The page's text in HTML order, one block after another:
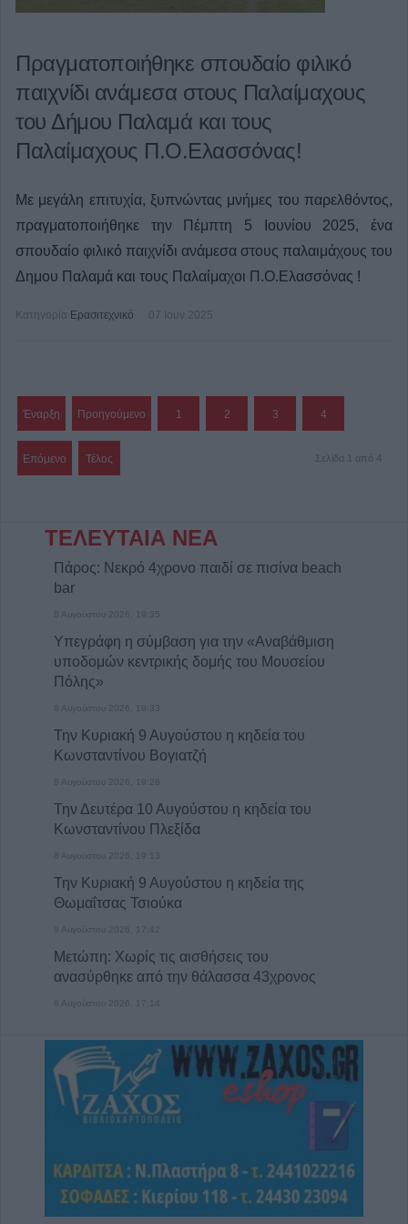
Πραγματοποιήθηκε σπουδαίο φιλικό
παιχνίδι ανάμεσα στους Παλαίμαχους
του Δήμου Παλαμά και τους
Παλαίμαχους Π.Ο.Ελασσόνας!
Με μεγάλη επιτυχία, ξυπνώντας μνήμες του παρελθόντος,
πραγματοποιήθηκε την Πέμπτη 5 Ιουνίου 2025, ένα
σπουδαίο φιλικό παιχνίδι ανάμεσα στους παλαιμάχους του
Δημου Παλαμά και τους Παλαίμαχοι Π.Ο.Ελασσόνας !
Κατηγορία Ερασιτεχνικό 07 Ιουν 2025
Έναρξη Προηγούμενο 1 2 3 4
Επόμενο Τέλος Σελίδα 1 από 4
ΤΕΛΕΥΤΑΙΑ ΝΕΑ
Πάρος: Νεκρό 4χρονο παιδί σε πισίνα beach
bar
8 Αυγούστου 2026, 19:35
Υπεγράφη η σύμβαση για την «Αναβάθμιση
υποδομών κεντρικής δομής του Μουσείου
Πόλης»
8 Αυγούστου 2026, 19:33
Την Κυριακή 9 Αυγούστου η κηδεία του
Κωνσταντίνου Βογιατζή
8 Αυγούστου 2026, 19:28
Την Δευτέρα 10 Αυγούστου η κηδεία του
Κωνσταντίνου Πλεξίδα
8 Αυγούστου 2026, 19:13
Την Κυριακή 9 Αυγούστου η κηδεία της
Θωμαΐτσας Τσιούκα
8 Αυγούστου 2026, 17:42
Μετώπη: Χωρίς τις αισθήσεις του
ανασύρθηκε από την θάλασσα 43χρονος
8 Αυγούστου 2026, 17:14
πρόβλημα των ανεπιτήρητων βοοειδών σε
κοινότητες του Δήμου Παλαμά
8 Αυγούστου 2026, 14:49
Ακυρώθηκε απόφαση του Περιφερειάρχη
σκι στη λίμνη Σμοκόβου
8 Αυγούστου 2026, 13:44
Συνεδρίαση Επιτροπής Εκτίμησης Κινδύνου